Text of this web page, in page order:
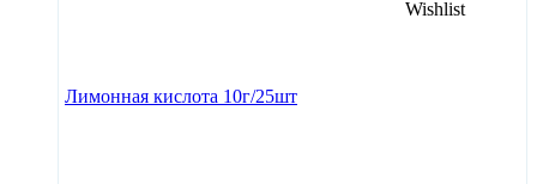
Лимонная кислота 10г/25шт